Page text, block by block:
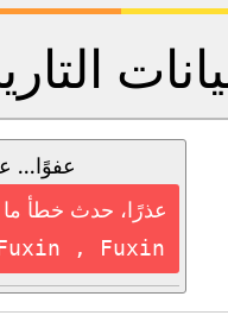
عفوًا...
عذرًا، حدث خطأ ما
, Fuxin